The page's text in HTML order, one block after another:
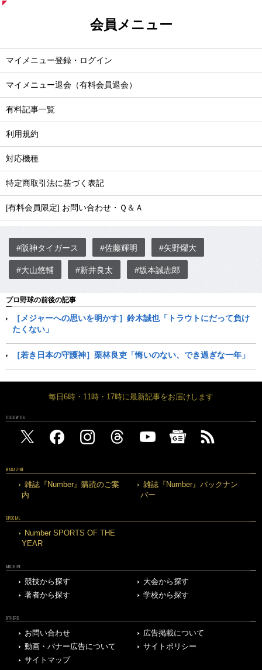
会員メニュー
マイメニュー登録・ログイン
マイメニュー退会（有料会員退会）
有料記事一覧
利用規約
対応機種
特定商取引法に基づく表記
[有料会員限定] お問い合わせ・Ｑ＆Ａ
#阪神タイガース #佐藤輝明 #矢野燿大
#大山悠輔 #新井良太 #坂本誠志郎
プロ野球の前後の記事
［メジャーへの思いを明かす］鈴木誠也「トラウトにだって負け
たくない」
［若き日本の守護神］栗林良吏「悔いのない、でき過ぎな一年」
毎日6時・11時・17時に最新記事をお届けします
FOLLOW US
MAGAZINE
雑誌『Number』購読のご案
内
雑誌『Number』バックナン
バー
SPECIAL
Number SPORTS OF THE
YEAR
ARCHIVE
競技から探す
大会から探す
著者から探す
学校から探す
OTHERS
お問い合わせ
広告掲載について
動画・バナー広告について
サイトポリシー
サイトマップ